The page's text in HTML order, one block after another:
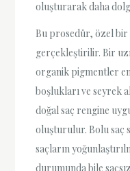
oluşturarak daha
Bu prosedür, özel
gerçekleştirilir. Bir
organik pigmentler
boşlukları ve seyrek
doğal saç rengine
oluşturulur. Bolu saç
saçların
durumunda bile